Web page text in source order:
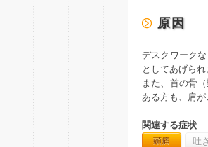
原因
デスクワーク
としてあげられ
また、首の骨
ある方も、肩が
関連する症状
頭痛 吐